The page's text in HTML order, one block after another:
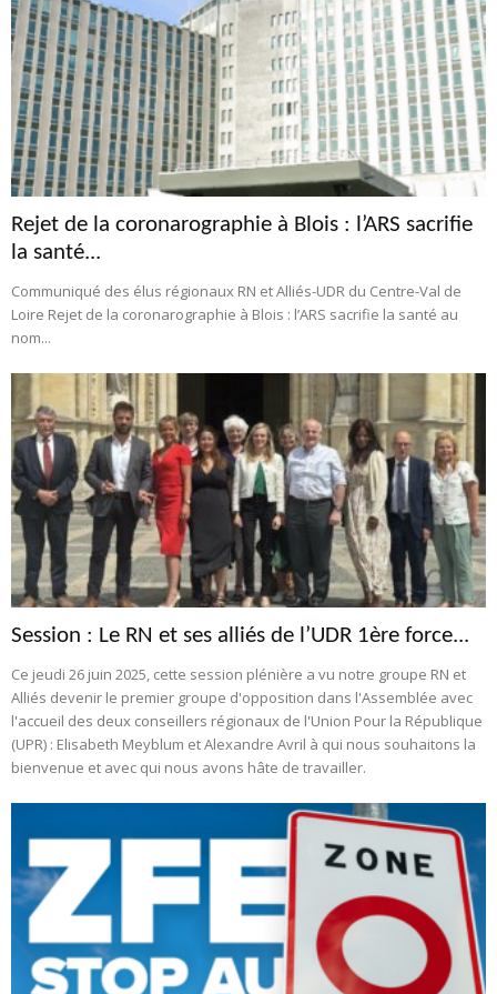
Rejet de la coronarographie à Blois : l’ARS sacrifie
la santé...
Communiqué des élus régionaux RN et Alliés-UDR du Centre-Val de
Loire Rejet de la coronarographie à Blois : l’ARS sacrifie la santé au
nom...
Session : Le RN et ses alliés de l’UDR 1ère force...
Ce jeudi 26 juin 2025, cette session plénière a vu notre groupe RN et
Alliés devenir le premier groupe d'opposition dans l'Assemblée avec
l'accueil des deux conseillers régionaux de l'Union Pour la République
(UPR) : Elisabeth Meyblum et Alexandre Avril à qui nous souhaitons la
bienvenue et avec qui nous avons hâte de travailler.